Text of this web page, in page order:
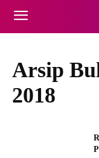
Arsip
2018